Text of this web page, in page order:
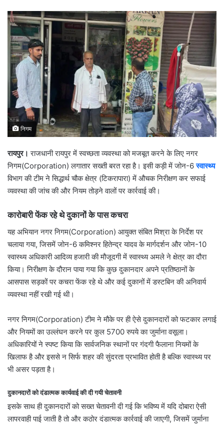
n
d
a
निगम
रायपुर। राजधानी रायपुर में स्वच्छता व्यवस्था को मजबूत करने के लिए नगर
निगम(Corporation) लगातार सख्ती बरत रहा है। इसी कड़ी में जोन-6स्वास्थ्य
विभाग की टीम ने सिद्धार्थ चौक क्षेत्र (टिकरापारा) में औचक निरीक्षण कर सफाई
व्यवस्था की जांच की और नियम तोड़ने वालों पर कार्रवाई की।
कारोबारी फेंक रहे थे दुकानों के पास कचरा
यह अभियान नगर निगम(Corporation) आयुक्त संबित मिश्रा के निर्देश पर
चलाया गया, जिसमें जोन-6 कमिश्नर हितेन्द्र यादव के मार्गदर्शन और जोन-10
स्वास्थ्य अधिकारी आदिव्य हजारी की मौजूदगी में स्वास्थ्य अमले ने क्षेत्र का दौरा
किया। निरीक्षण के दौरान पाया गया कि कुछ दुकानदार अपने प्रतिष्ठानों के
आसपास सड़कों पर कचरा फेंक रहे थे और कई दुकानों में डस्टबिन की अनिवार्य
व्यवस्था नहीं रखी गई थी।
नगर निगम(Corporation) टीम ने मौके पर ही ऐसे दुकानदारों को फटकार लगाई
और नियमों का उल्लंघन करने पर कुल 5700 रुपये का जुर्माना वसूला।
अधिकारियों ने स्पष्ट किया कि सार्वजनिक स्थानों पर गंदगी फैलाना नियमों के
खिलाफ है और इससे न सिर्फ शहर की सुंदरता प्रभावित होती है बल्कि स्वास्थ्य पर
भी असर पड़ता है।
दुकानदारों को दंडात्मक कार्यवाई की दी गयी चेतावनी
इसके साथ ही दुकानदारों को सख्त चेतावनी दी गई कि भविष्य में यदि दोबारा ऐसी
लापरवाही पाई जाती है तो और कठोर दंडात्मक कार्रवाई की जाएगी, जिसमें जुर्माना